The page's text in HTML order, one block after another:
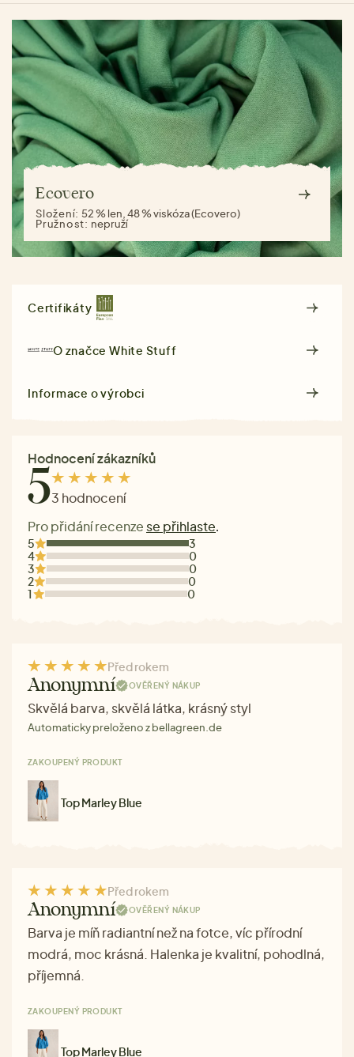
Ecovero
Složení: 52 % len, 48 % viskóza (Ecovero)
Pružnost: nepruží
Certifikáty
O značceWhite Stuff
Informace o výrobci
Hodnocení zákazníků
53 hodnocení
Pro přidání recenze se přihlaste.
5
3
4
0
3
0
2
0
1
0
Před rokem
Anonymní OVĚŘENÝ NÁKUP
Skvělá barva, skvělá látka, krásný styl
Automaticky preloženo z bellagreen.de
ZAKOUPENÝ PRODUKT
Top Marley Blue
Před rokem
Anonymní OVĚŘENÝ NÁKUP
Barva je míň radiantní než na fotce, víc přírodní
modrá, moc krásná. Halenka je kvalitní, pohodlná,
příjemná.
ZAKOUPENÝ PRODUKT
Top Marley Blue